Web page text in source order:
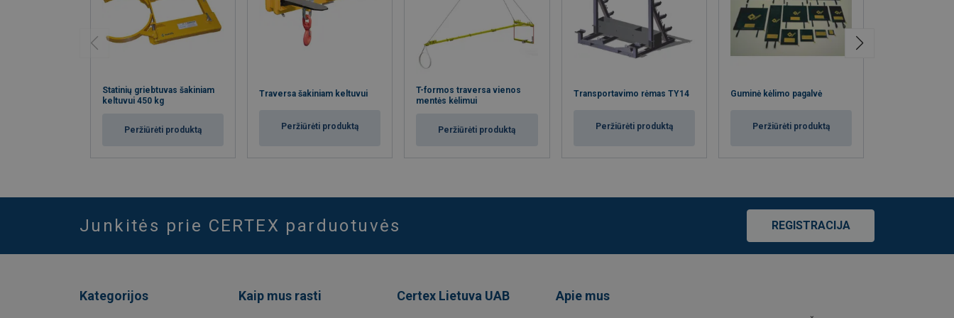
Statinių griebtuvas šakiniam
keltuvui 450 kg
Peržiūrėti produktą
Traversa šakiniam keltuvui
Peržiūrėti produktą
T-formos traversa vienos
mentės kėlimui
Peržiūrėti produktą
Transportavimo rėmas TY14
Peržiūrėti produktą
Guminė kėlimo pagalvė
Peržiūrėti produktą
Junkitės prie CERTEX parduotuvės REGISTRACIJA
Kategorijos Kaip mus rasti Certex Lietuva UAB Apie mus